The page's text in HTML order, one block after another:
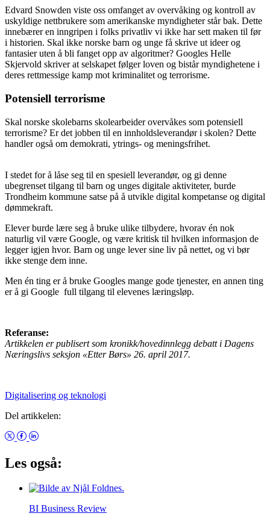
Edvard Snowden viste oss omfanget av overvåking og kontroll av
uskyldige nettbrukere som amerikanske myndigheter står bak. Dette
innebærer en inngripen i folks privatliv vi ikke har sett maken til før
i historien. Skal ikke norske barn og unge få skrive ut ideer og
fantasier uten å bli fanget opp av algoritmer? Googles Helle
Skjervold skriver at selskapet følger loven og bistår myndighetene i
deres rettmessige kamp mot kriminalitet og terrorisme.
Potensiell terrorisme
Skal norske skolebarns skolearbeider overvåkes som potensiell
terrorisme? Er det jobben til en innholdsleverandør i skolen? Dette
handler også om demokrati, ytrings- og meningsfrihet.
I stedet for å låse seg til en spesiell leverandør, og gi denne
ubegrenset tilgang til barn og unges digitale aktiviteter, burde
Trondheim kommune satse på å utvikle digital kompetanse og digital
dømmekraft.
Elever burde lære seg å bruke ulike tilbydere, hvorav én nok
naturlig vil være Google, og være kritisk til hvilken informasjon de
legger igjen hvor. Barn og unge lever sine liv på nettet, og vi bør
ikke stenge dem inne.
Men én ting er å bruke Googles mange gode tjenester, en annen ting
er å gi Google full tilgang til elevenes læringsløp.
Referanse:
Artikkelen er publisert som kronikk/hovedinnlegg debatt i Dagens
Næringslivs seksjon «Etter Børs» 26. april 2017.
Digitalisering og teknologi
Del artikkelen:
Les også:
BI Business Review